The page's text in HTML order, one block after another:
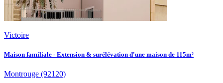
Victoire
Maison familiale - Extension & surélévation d'une maison de 115m²
Montrouge (92120)